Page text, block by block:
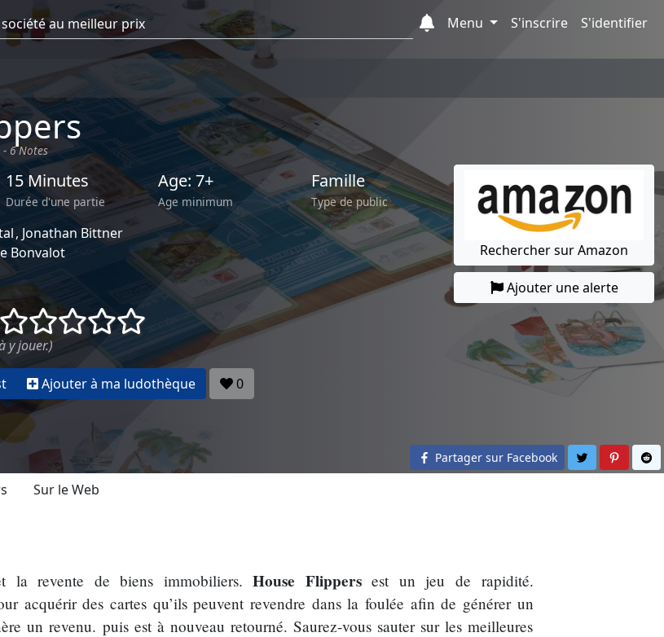
Menu
S'inscrire S'identifier
- 6 Notes
15 Minutes
Durée d'une partie
Age: 7+
Age minimum
Famille
Type de public
Jonathan Bittner
Bonvalot
() () () () ()
y jouer.)
Ajouter à ma ludothèque 0
Rechercher sur Amazon
Ajouter une alerte
Partager sur Facebook Partager sur
Sur le Web
la revente de biens immobiliers.House Flippersest un jeu de rapidité.
acquérir des cartes qu’ils peuvent revendre dans la foulée afin de générer un
un revenu. puis est à nouveau retourné. Saurez-vous sauter sur les meilleures